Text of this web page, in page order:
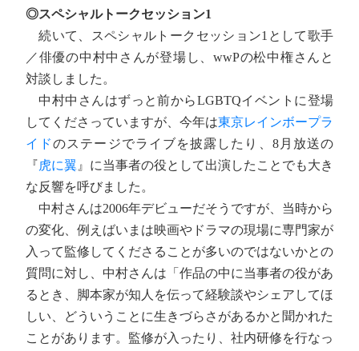
◎スペシャルトークセッション1
続いて、スペシャルトークセッション1として歌手
／俳優の中村中さんが登場し、wwPの松中権さんと
対談しました。
中村中さんはずっと前からLGBTQイベントに登場
してくださっていますが、今年は東京レインボープラ
イドのステージでライブを披露したり、8月放送の
『虎に翼 』に当事者の役として出演したことでも大き
な反響を呼びました。
中村さんは2006年デビューだそうですが、当時から
の変化、例えばいまは映画やドラマの現場に専門家が
入って監修してくださることが多いのではないかとの
質問に対し、中村さんは「作品の中に当事者の役があ
るとき、脚本家が知人を伝って経験談やシェアしてほ
しい、どういうことに生きづらさがあるかと聞かれた
ことがあります。監修が入ったり、社内研修を行なっ